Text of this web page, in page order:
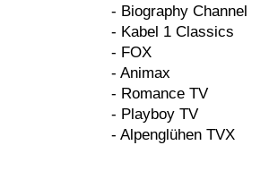
- Biography Channel
- Kabel 1 Classics
- FOX
- Animax
- Romance TV
- Playboy TV
- Alpenglühen TVX